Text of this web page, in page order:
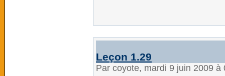
Leçon 1.29
Par coyote, mardi 9 juin 2009